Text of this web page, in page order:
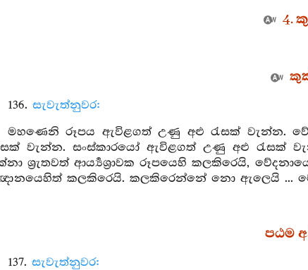
4.
136. සැවැත්නුවර:
මහණෙනි රූපය ඇවිළගත් උණු අළු රැසක් වැන්න.
වැන්න. සංස්කාරයෝ ඇවිළගත් උණු අළු රැසක්
ශ්‍රැතවත් ආර්‍ය්‍යශ්‍රාවක රූපයෙහි කලකිරෙයි,
කලකිරෙයි. කලකිරෙන්නේ නො ඇලෙයි ...
පඨම
137. සැවැත්නුවර: